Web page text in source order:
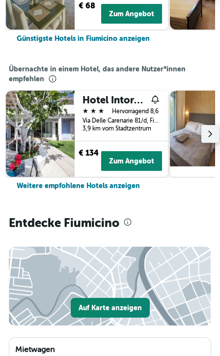
€ 68
Zum Angebot
Günstigste Hotels in Fiumicino anzeigen
Übernachte in einem Hotel, das andere Nutzer*innen
empfehlen
Hotel Intorno Al Fico
3 Sterne
Hervorragend 8,6
Via Delle Carenarie 81/d, Fiumicino, Rome, Italien
3,9 km vom Stadtzentrum
€ 134
Zum Angebot
Weitere empfohlene Hotels anzeigen
Entdecke Fiumicino
Auf Karte anzeigen
Mietwagen